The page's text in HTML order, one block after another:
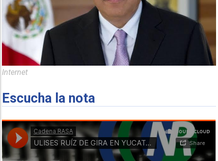
Internet
Escucha la nota